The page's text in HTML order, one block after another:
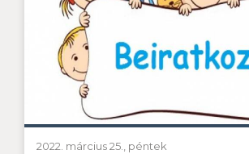
2022. március 25., péntek